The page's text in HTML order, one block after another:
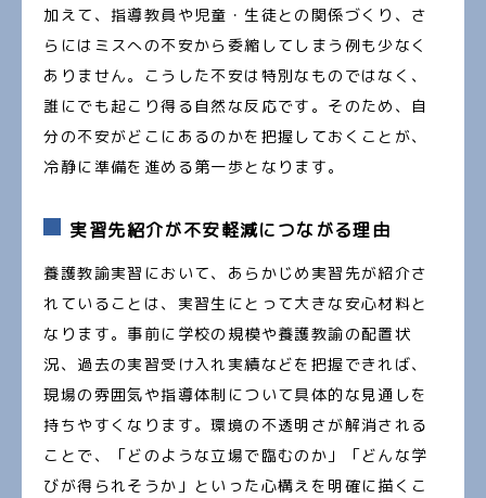
加えて、指導教員や児童・生徒との関係づくり、さ
らにはミスへの不安から委縮してしまう例も少なく
ありません。こうした不安は特別なものではなく、
誰にでも起こり得る自然な反応です。そのため、自
分の不安がどこにあるのかを把握しておくことが、
冷静に準備を進める第一歩となります。
実習先紹介が不安軽減につながる理由
養護教諭実習において、あらかじめ実習先が紹介さ
れていることは、実習生にとって大きな安心材料と
なります。事前に学校の規模や養護教諭の配置状
況、過去の実習受け入れ実績などを把握できれば、
現場の雰囲気や指導体制について具体的な見通しを
持ちやすくなります。環境の不透明さが解消される
ことで、「どのような立場で臨むのか」「どんな学
びが得られそうか」といった心構えを明確に描くこ